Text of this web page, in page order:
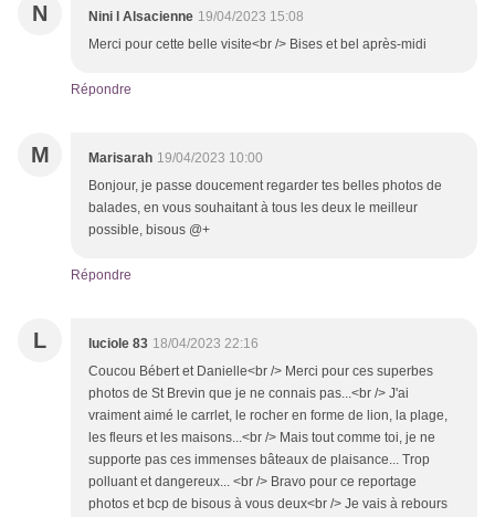
N Nini l Alsacienne 19/04/2023 15:08
Merci pour cette belle visite<br /> Bises et bel après-midi
Répondre
M Marisarah 19/04/2023 10:00
Bonjour, je passe doucement regarder tes belles photos de
balades, en vous souhaitant à tous les deux le meilleur
possible, bisous @+
Répondre
L luciole 83 18/04/2023 22:16
Coucou Bébert et Danielle<br /> Merci pour ces superbes
photos de St Brevin que je ne connais pas...<br /> J'ai
vraiment aimé le carrlet, le rocher en forme de lion, la plage,
les fleurs et les maisons...<br /> Mais tout comme toi, je ne
supporte pas ces immenses bâteaux de plaisance... Trop
polluant et dangereux... <br /> Bravo pour ce reportage
photos et bcp de bisous à vous deux<br /> Je vais à rebours